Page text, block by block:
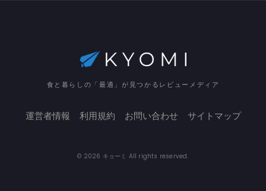
食と暮らしの「最適」が見つかるレビューメディア
運営者情報 利用規約 お問い合わせ サイトマップ
© 2026 キョーミ All rights reserved.